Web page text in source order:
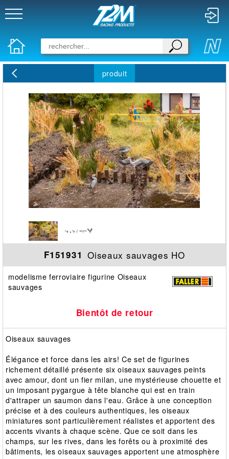
produit
F151931 Oiseaux sauvages HO
modelisme ferroviaire figurine Oiseaux
sauvages
Bientôt de retour
Oiseaux sauvages
Élégance et force dans les airs! Ce set de figurines
richement détaillé présente six oiseaux sauvages peints
avec amour, dont un fier milan, une mystérieuse chouette et
un imposant pygargue à tête blanche qui est en train
d'attraper un saumon dans l'eau. Grâce à une conception
précise et à des couleurs authentiques, les oiseaux
miniatures sont particulièrement réalistes et apportent des
accents vivants à chaque scène. Que ce soit dans les
champs, sur les rives, dans les forêts ou à proximité des
bâtiments, les oiseaux sauvages apportent une atmosphère